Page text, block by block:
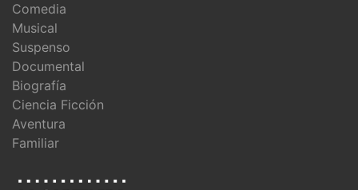
Comedia
Musical
Suspenso
Documental
Biografía
Ciencia Ficción
Aventura
Familiar